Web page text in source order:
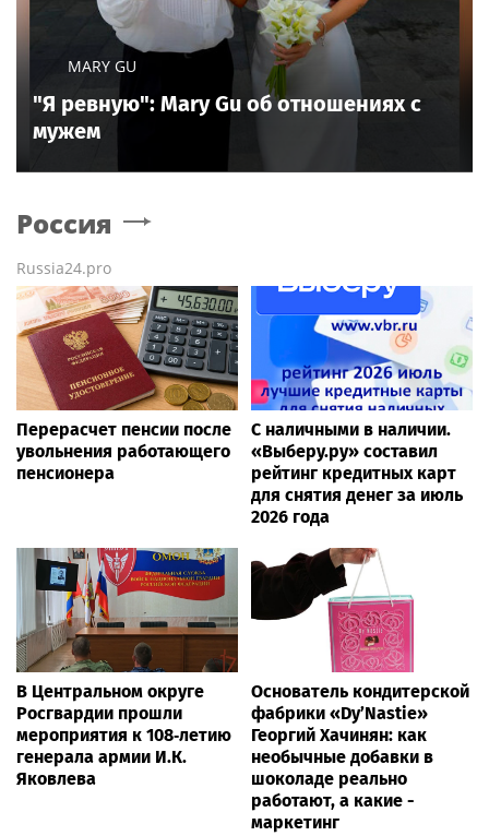
MARY GU
"Я ревную": Mary Gu об отношениях с
мужем
Россия
Russia24.pro
Перерасчет пенсии после
увольнения работающего
пенсионера
С наличными в наличии.
«Выберу.ру» составил
рейтинг кредитных карт
для снятия денег за июль
2026 года
В Центральном округе
Росгвардии прошли
мероприятия к 108‑летию
генерала армии И.К.
Яковлева
Основатель кондитерской
фабрики «Dy’Nastie»
Георгий Хачинян: как
необычные добавки в
шоколаде реально
работают, а какие -
маркетинг